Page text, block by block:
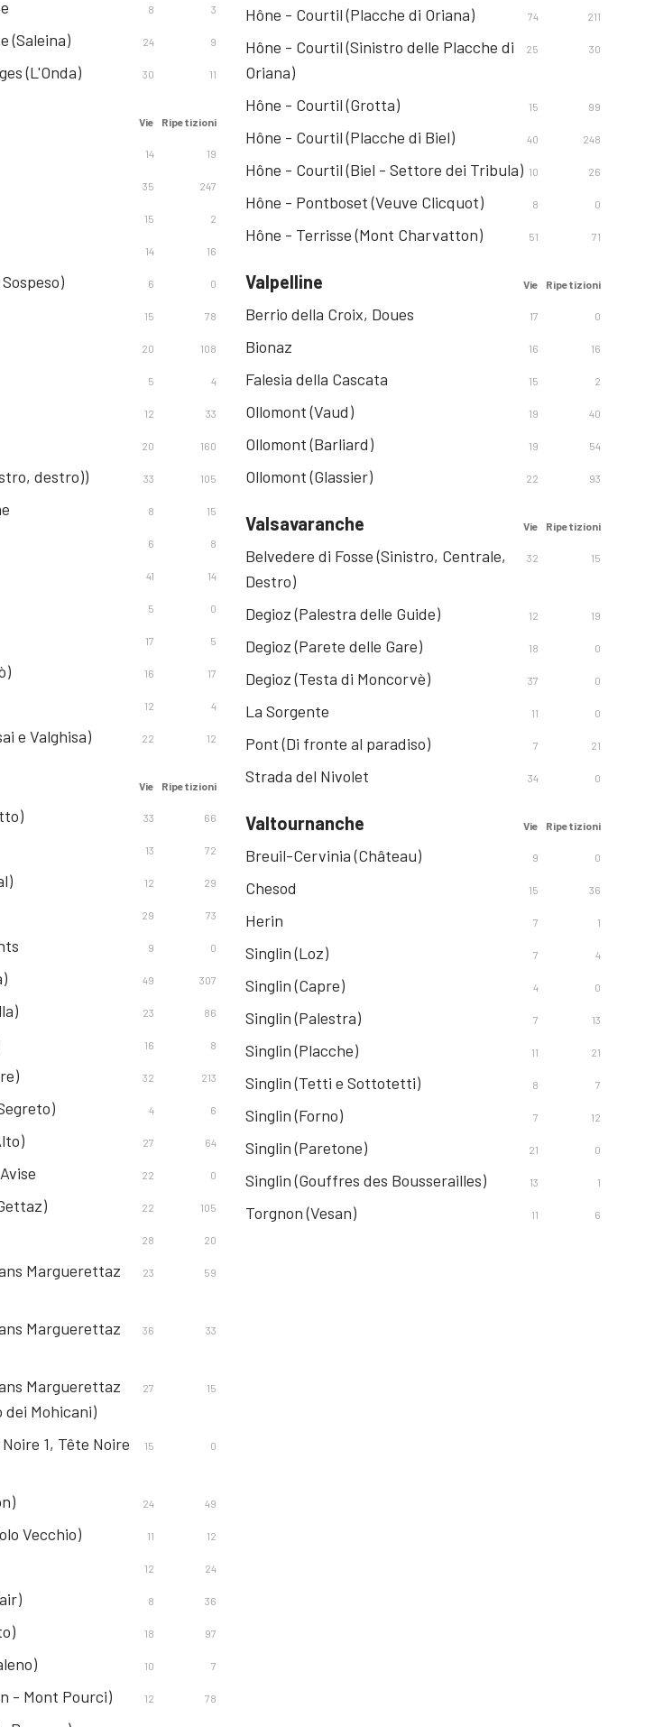
8 3
(Saleina) 24 9
(L'Onda) 30 11
Vie Ripetizioni
14 19
35 247
15 2
14 16
6 0
15 78
20 108
5 4
12 33
20 160
destro)) 33 105
8 15
6 8
41 14
5 0
17 5
16 17
12 4
e Valghisa) 22 12
Vie Ripetizioni
33 66
13 72
12 29
29 73
9 0
49 307
23 86
16 8
32 213
4 6
27 64
22 0
22 105
28 20
Marguerettaz
23 59
Marguerettaz
36 33
Marguerettaz
dei Mohicani)
27 15
1, Tête Noire
15 0
24 49
Vecchio) 11 12
12 24
8 36
18 97
10 7
- Mont Pourci) 12 78
Hône - Courtil (Placche di Oriana) 74 211
Hône - Courtil (Sinistro delle Placche di
Oriana)
25 30
Hône - Courtil (Grotta) 15 99
Hône - Courtil (Placche di Biel) 40 248
Hône - Courtil (Biel - Settore dei Tribula) 10 26
Hône - Pontboset (Veuve Clicquot) 8 0
Hône - Terrisse (Mont Charvatton) 51 71
Valpelline Vie Ripetizioni
Berrio della Croix, Doues 17 0
Bionaz 16 16
Falesia della Cascata 15 2
Ollomont (Vaud) 19 40
Ollomont (Barliard) 19 54
Ollomont (Glassier) 22 93
Valsavaranche Vie Ripetizioni
Belvedere di Fosse (Sinistro, Centrale,
Destro)
32 15
Degioz (Palestra delle Guide) 12 19
Degioz (Parete delle Gare) 18 0
Degioz (Testa di Moncorvè) 37 0
La Sorgente 11 0
Pont (Di fronte al paradiso) 7 21
Strada del Nivolet 34 0
Valtournanche Vie Ripetizioni
Breuil-Cervinia (Château) 9 0
Chesod 15 36
Herin 7 1
Singlin (Loz) 7 4
Singlin (Capre) 4 0
Singlin (Palestra) 7 13
Singlin (Placche) 11 21
Singlin (Tetti e Sottotetti) 8 7
Singlin (Forno) 7 12
Singlin (Paretone) 21 0
Singlin (Gouffres des Bousserailles) 13 1
Torgnon (Vesan) 11 6